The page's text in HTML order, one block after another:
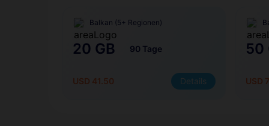
Balkan (5+ Regionen)
20 GB 90 Tage
USD 41.50 Details
50
USD